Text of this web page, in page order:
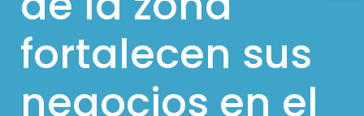
fortalecen sus
negocios en el